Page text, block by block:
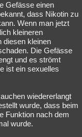
Gefässe einen
dass Nikotin zu
Wenn man jetzt
kleineren
diesen kleinen
Die Gefässe
und es strömt
ist ein sexuelles
wiedererlangt
wurde, dass beim
Funktion nach dem
wurde.